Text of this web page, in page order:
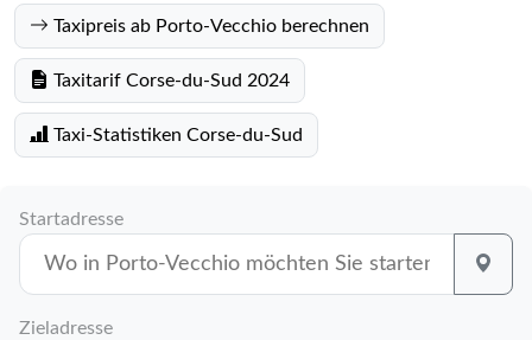
Taxipreis ab Porto-Vecchio berechnen
Taxitarif Corse-du-Sud 2024
Taxi-Statistiken Corse-du-Sud
Startadresse
Zieladresse